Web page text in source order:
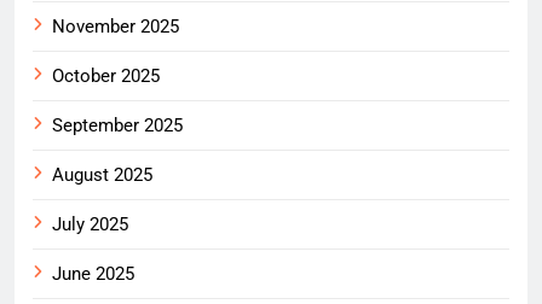
November 2025
October 2025
September 2025
August 2025
July 2025
June 2025